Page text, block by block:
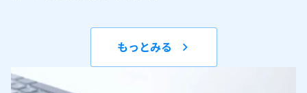
もっとみる